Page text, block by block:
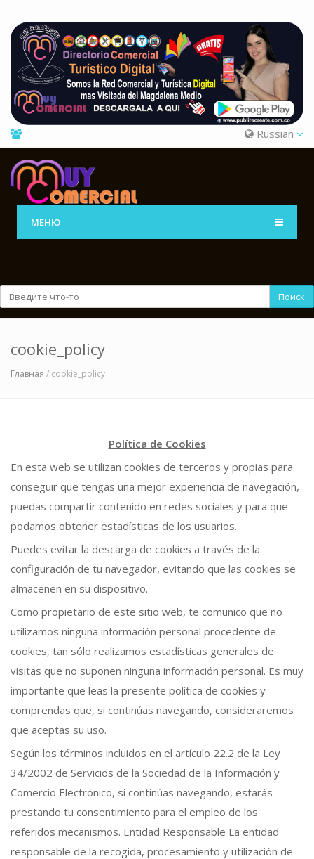
Russian
МЕНЮ
Поиск
cookie_policy
Главная / cookie_policy
Política de Cookies
En esta web se utilizan cookies de terceros y propias para
conseguir que tengas una mejor experiencia de navegación,
puedas compartir contenido en redes sociales y para que
podamos obtener estadísticas de los usuarios.
Puedes evitar la descarga de cookies a través de la
configuración de tu navegador, evitando que las cookies se
almacenen en su dispositivo.
Como propietario de este sitio web, te comunico que no
utilizamos ninguna información personal procedente de
cookies, tan sólo realizamos estadísticas generales de
visitas que no suponen ninguna información personal. Es muy
importante que leas la presente política de cookies y
comprendas que, si continúas navegando, consideraremos
que aceptas su uso.
Según los términos incluidos en el artículo 22.2 de la Ley
34/2002 de Servicios de la Sociedad de la Información y
Comercio Electrónico, si continúas navegando, estarás
prestando tu consentimiento para el empleo de los
referidos mecanismos. Entidad Responsable La entidad
responsable de la recogida, procesamiento y utilización de